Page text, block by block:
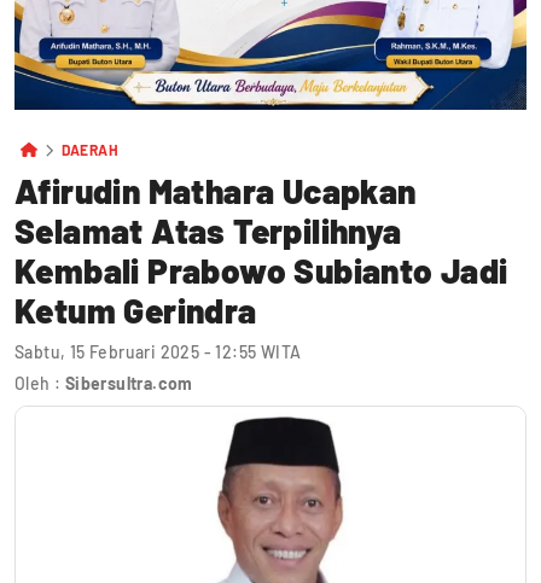
DAERAH
Afirudin Mathara Ucapkan
Selamat Atas Terpilihnya
Kembali Prabowo Subianto Jadi
Ketum Gerindra
Sabtu, 15 Februari 2025 - 12:55 WITA
Oleh : Sibersultra.com